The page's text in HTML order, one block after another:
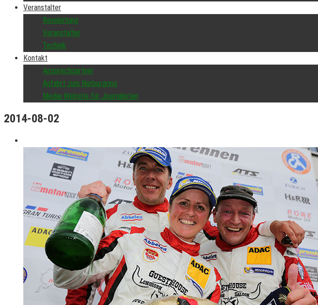
Veranstalter
Rennleitung
Veranstalter
Technik
Kontakt
Ansprechpartner
Anfahrt zum Nürburgring
Media-Website für Journalisten
2014-08-02